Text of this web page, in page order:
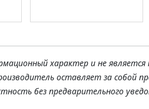
характер и не является
оставляет за собой
без предварительного